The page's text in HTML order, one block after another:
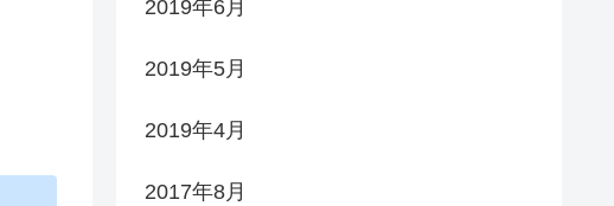
2019年6月
2019年5月
2019年4月
2017年8月